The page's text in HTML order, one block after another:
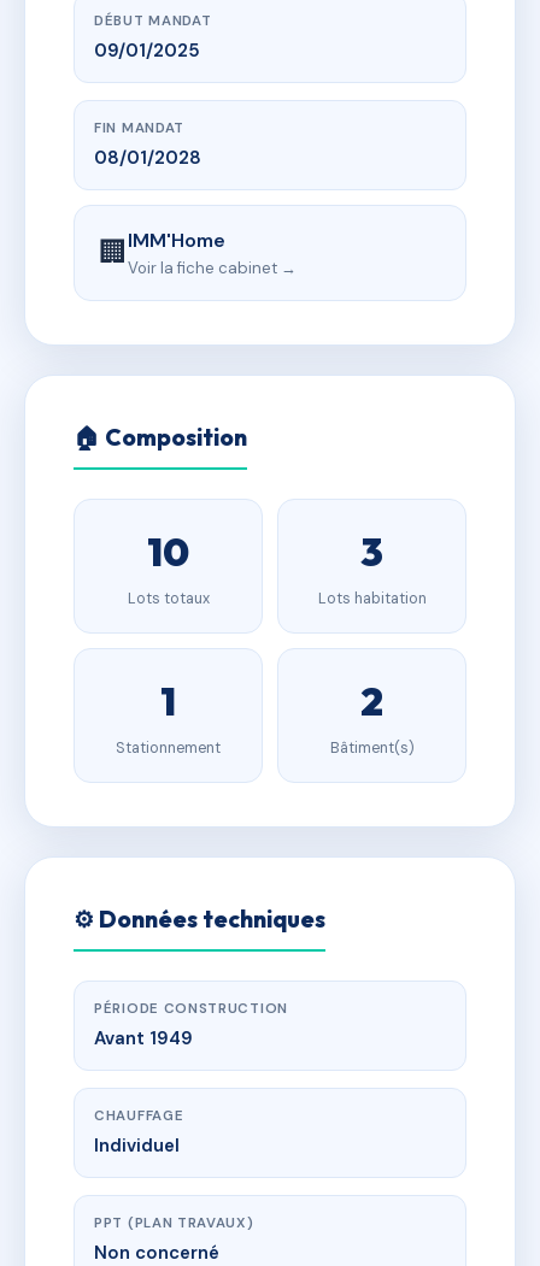
DÉBUT MANDAT
09/01/2025
FIN MANDAT
08/01/2028
🏢IMM'Home
Voir la fiche cabinet →
🏠 Composition
10
Lots totaux
3
Lots habitation
1
Stationnement
2
Bâtiment(s)
⚙️ Données techniques
PÉRIODE CONSTRUCTION
Avant 1949
CHAUFFAGE
Individuel
PPT (PLAN TRAVAUX)
Non concerné